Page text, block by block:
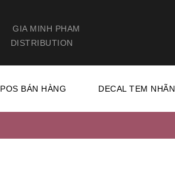
POS BÁN HÀNG DECAL TEM NHÃN